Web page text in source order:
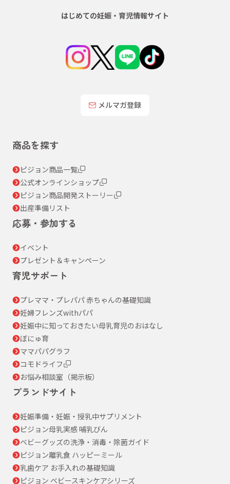
はじめての妊娠・育児情報サイト
メルマガ登録
商品を探す
ピジョン商品一覧
公式オンラインショップ
ピジョン商品開発ストーリー
出産準備リスト
応募・参加する
イベント
プレゼント＆キャンペーン
育児サポート
プレママ・プレパパ 赤ちゃんの基礎知識
妊婦フレンズwithパパ
妊娠中に知っておきたい母乳育児のおはなし
ぼにゅ育
ママパパグラフ
コモドライフ
お悩み相談室（掲示板）
ブランドサイト
妊娠準備・妊娠・授乳中サプリメント
ピジョン母乳実感 哺乳びん
ベビーグッズの洗浄・消毒・除菌ガイド
ピジョン離乳食 ハッピーミール
乳歯ケア お手入れの基礎知識
ピジョン ベビースキンケアシリーズ